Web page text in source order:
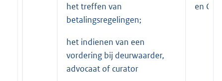
het treffen van
betalingsregelingen;
het indienen van een
vordering bij deurwaarder,
advocaat of curator
en C